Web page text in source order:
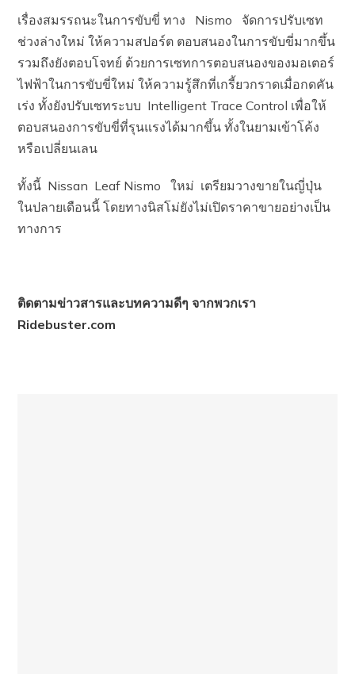
เรื่องสมรรถนะในการขับขี่ ทาง Nismo จัดการปรับเซท
ช่วงล่างใหม่ ให้ความสปอร์ต ตอบสนองในการขับขี่มากขึ้น
รวมถึงยังตอบโจทย์ ด้วยการเซทการตอบสนองของมอเตอร์
ไฟฟ้าในการขับขี่ใหม่ ให้ความรู้สึกที่เกรี้ยวกราดเมื่อกดคัน
เร่ง ทั้งยังปรับเซทระบบ Intelligent Trace Control เพื่อให้
ตอบสนองการขับขี่ที่รุนแรงได้มากขึ้น ทั้งในยามเข้าโค้ง
หรือเปลี่ยนเลน
ทั้งนี้ Nissan Leaf Nismo ใหม่ เตรียมวางขายในญี่ปุ่น
ในปลายเดือนนี้ โดยทางนิสโม่ยังไม่เปิดราคาขายอย่างเป็น
ทางการ
ติดตามข่าวสารและบทความดีๆ จากพวกเรา
Ridebuster.com